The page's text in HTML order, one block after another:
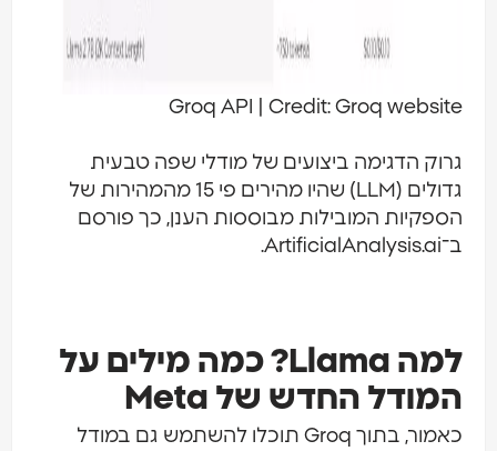
Groq API | Credit: Groq website
גרוק הדגימה ביצועים של מודלי שפה טבעית
גדולים (LLM) שהיו מהירים פי 15 מהמהירות של
הספקיות המובילות מבוססות הענן, כך פורסם
ב־ArtificialAnalysis.ai.
למה Llama? כמה מילים על
המודל החדש של Meta
כאמור, בתוך Groq תוכלו להשתמש גם במודל